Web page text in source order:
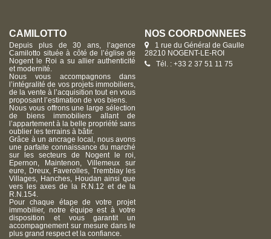
CAMILOTTO
Depuis plus de 30 ans, l’agence
Camilotto située à côté de l’église de
Nogent le Roi a su allier authenticité
et modernité.
Nous vous accompagnons dans
l’intégralité de vos projets immobiliers,
de la vente à l’acquisition tout en vous
proposant l’estimation de vos biens.
Nous vous offrons une large sélection
de biens immobiliers allant de
l’appartement à la belle propriété sans
oublier les terrains à bâtir.
Grâce à un ancrage local, nous avons
une parfaite connaissance du marché
sur les secteurs de Nogent le roi,
Epernon, Maintenon, Villemeux sur
eure, Dreux, Faverolles, Tremblay les
Villages, Hanches, Houdan ainsi que
vers les axes de la R.N.12 et de la
R.N.154.
Pour chaque étape de votre projet
immobilier, notre équipe est à votre
disposition et vous garantit un
accompagnement sur mesure dans le
plus grand respect et la confiance.
NOS COORDONNÉES
1 rue du Général de Gaulle
28210 NOGENT-LE-ROI
Tél. : +33 2 37 51 11 75